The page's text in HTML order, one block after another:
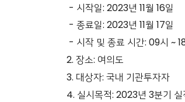
- 시작일: 2023년 11월 16일
- 종료일: 2023년 11월 17일
- 시작 및 종료 시간: 09시 ~
2. 장소: 여의도
3. 대상자: 국내 기관투자자
4. 실시목적: 2023년 3분기